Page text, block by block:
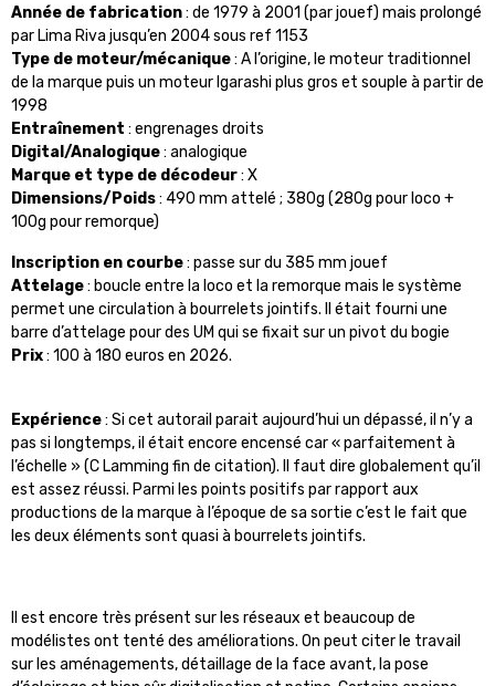
Année de fabrication: de 1979 à 2001 (par jouef) mais prolongé
par Lima Riva jusqu’en 2004 sous ref 1153
Type de moteur/mécanique: A l’origine, le moteur traditionnel
de la marque puis un moteur Igarashi plus gros et souple à partir de
1998
Entraînement : engrenages droits
Digital/Analogique: analogique
Marque et type de décodeur: X
Dimensions/Poids: 490 mm attelé ; 380g (280g pour loco +
100g pour remorque)
Inscription en courbe: passe sur du 385 mm jouef
Attelage: boucle entre la loco et la remorque mais le système
permet une circulation à bourrelets jointifs. Il était fourni une
barre d’attelage pour des UM qui se fixait sur un pivot du bogie
Prix: 100 à 180 euros en 2026.
Expérience: Si cet autorail parait aujourd’hui un dépassé, il n’y a
pas si longtemps, il était encore encensé car « parfaitement à
l’échelle » (C Lamming fin de citation). Il faut dire globalement qu’il
est assez réussi. Parmi les points positifs par rapport aux
productions de la marque à l’époque de sa sortie c’est le fait que
les deux éléments sont quasi à bourrelets jointifs.
Il est encore très présent sur les réseaux et beaucoup de
modélistes ont tenté des améliorations. On peut citer le travail
sur les aménagements, détaillage de la face avant, la pose